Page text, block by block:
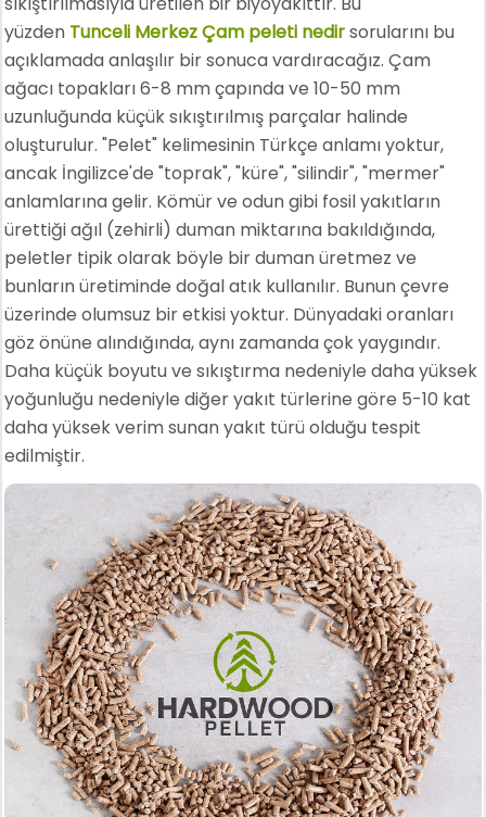
yüzden Tunceli Merkez Çam peleti nedirsorularını bu
açıklamada anlaşılır bir sonuca vardıracağız. Çam
ağacı topakları 6-8 mm çapında ve 10-50 mm
uzunluğunda küçük sıkıştırılmış parçalar halinde
oluşturulur. "Pelet" kelimesinin Türkçe anlamı yoktur,
ancak İngilizce'de "toprak", "küre", "silindir", "mermer"
anlamlarına gelir. Kömür ve odun gibi fosil yakıtların
ürettiği ağıl (zehirli) duman miktarına bakıldığında,
peletler tipik olarak böyle bir duman üretmez ve
bunların üretiminde doğal atık kullanılır. Bunun çevre
üzerinde olumsuz bir etkisi yoktur. Dünyadaki oranları
göz önüne alındığında, aynı zamanda çok yaygındır.
Daha küçük boyutu ve sıkıştırma nedeniyle daha yüksek
yoğunluğu nedeniyle diğer yakıt türlerine göre 5-10 kat
daha yüksek verim sunan yakıt türü olduğu tespit
edilmiştir.